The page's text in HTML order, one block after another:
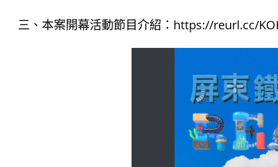
三、本案開幕活動節目介紹：https://reurl.cc/